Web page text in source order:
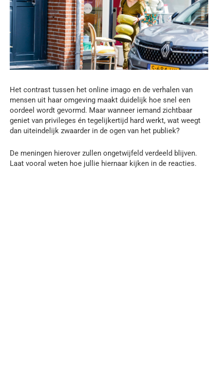
Het contrast tussen het online imago en de verhalen van
mensen uit haar omgeving maakt duidelijk hoe snel een
oordeel wordt gevormd. Maar wanneer iemand zichtbaar
geniet van privileges én tegelijkertijd hard werkt, wat weegt
dan uiteindelijk zwaarder in de ogen van het publiek?
De meningen hierover zullen ongetwijfeld verdeeld blijven.
Laat vooral weten hoe jullie hiernaar kijken in de reacties.